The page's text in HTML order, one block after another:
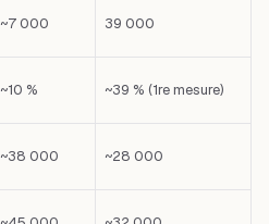
~7 000 39 000
~10 % ~39 % (1re mesure)
~38 000 ~28 000